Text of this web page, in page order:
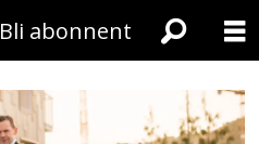
Bli abonnent